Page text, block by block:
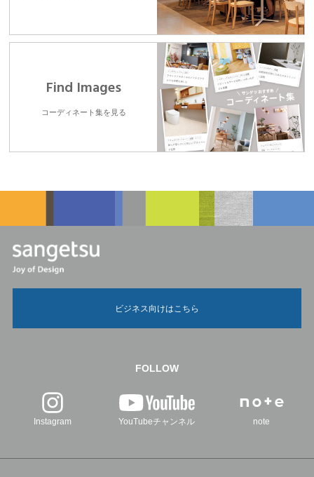
Find Images
コーディネート集を見る
ビジネス向けはこちら
FOLLOW
Instagram YouTubeチャンネル note